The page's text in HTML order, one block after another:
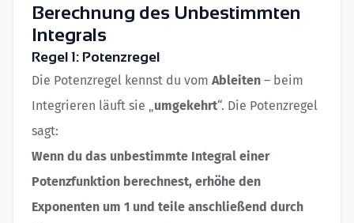
Berechnung des Unbestimmten
Integrals
Regel 1: Potenzregel
Die Potenzregel kennst du vom Ableiten – beim
Integrieren läuft sie „ umgekehrt“. Die Potenzregel
sagt:
Wenn du das unbestimmte Integral einer
Potenzfunktion berechnest, erhöhe den
Exponenten um 1 und teile anschließend durch